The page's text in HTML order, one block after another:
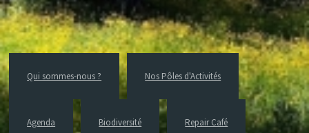
Qui sommes-nous ? Nos Pôles d'Activités
Agenda Biodiversité Repair Café